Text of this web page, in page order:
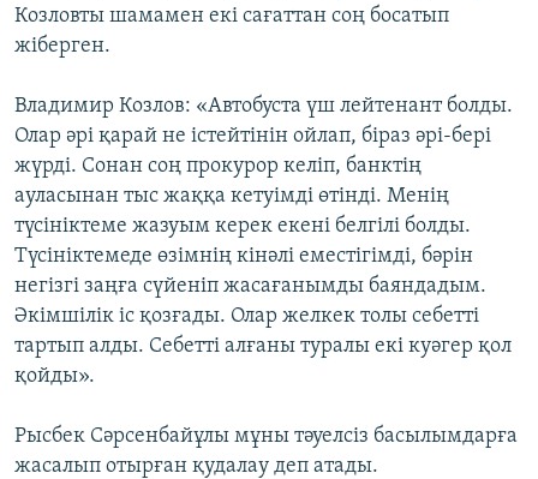
Козловты шамамен екі сағаттан соң босатып
жіберген.
Владимир Козлов: «Автобуста үш лейтенант болды.
Олар әрі қарай не істейтінін ойлап, біраз әрі-бері
жүрді. Сонан соң прокурор келіп, банктің
ауласынан тыс жаққа кетуімді өтінді. Менің
түсініктеме жазуым керек екені белгілі болды.
Түсініктемеде өзімнің кінәлі еместігімді, бәрін
негізгі заңға сүйеніп жасағанымды баяндадым.
Әкімшілік іс қозғады. Олар желкек толы себетті
тартып алды. Себетті алғаны туралы екі куәгер қол
қойды».
Рысбек Сәрсенбайұлы мұны тәуелсіз басылымдарға
жасалып отырған қудалау деп атады.